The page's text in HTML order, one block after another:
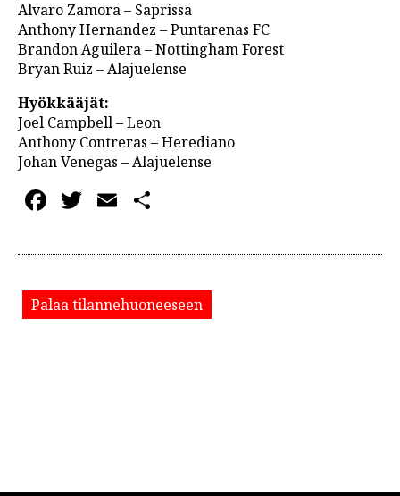
Alvaro Zamora – Saprissa
Anthony Hernandez – Puntarenas FC
Brandon Aguilera – Nottingham Forest
Bryan Ruiz – Alajuelense
Hyökkääjät:
Joel Campbell – Leon
Anthony Contreras – Herediano
Johan Venegas – Alajuelense
Facebook
Twitter
Email
Palaa tilannehuoneeseen